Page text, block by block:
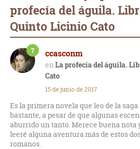
profecía del águila.
Quinto Licinio Cato
ccasconm
La profecía del águila.
Cato
7
15 de junio de 2017
Es la primera novela que leo de la
bastante, a pesar de que algunas
aburrido un tanto. Merece buena nota
leeré alguna aventura más de estos
romanos.